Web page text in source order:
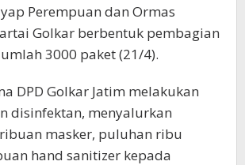
Perempuan dan Ormas
Golkar berbentuk pembagian
3000 paket (21/4).
DPD Golkar Jatim melakukan
disinfektan, menyalurkan
masker, puluhan ribu
hand sanitizer kepada